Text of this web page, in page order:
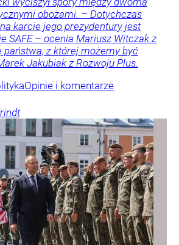
obozami. – Dotychczas
karcie jego prezydentury jest
SAFE – ocenia Mariusz Witczak z
państwa, z której możemy być
Jakubiak z Rozwoju Plus.
Opinie i komentarze